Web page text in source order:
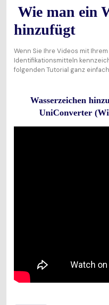
Wie man ein
hinzufügt
Wenn Sie Ihre Videos mit
Identifikationsmitteln
folgenden Tutorial ganz
Wasserzeichen
UniConverter